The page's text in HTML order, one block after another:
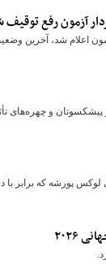
آزمون رفع
اعلام شد، آخرین
و چهره‌های
پورشه که برابر با
۲۰۲۶